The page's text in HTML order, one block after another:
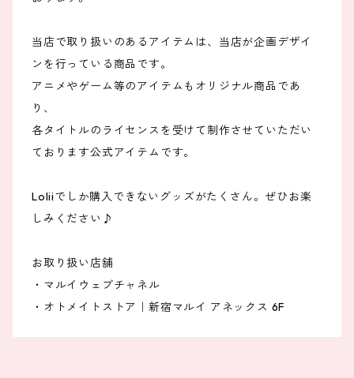
当店で取り扱いのあるアイテムは、当店が企画デザイ
ンを行っている商品です。
アニメやゲーム等のアイテムもオリジナル商品であ
り、
各タイトルのライセンスを受けて制作させていただい
ております公式アイテムです。
Loliiでしか購入できないグッズがたくさん。ぜひお楽
しみください♪
お取り扱い店舗
・マルイウェブチャネル
・オトメイトストア｜新宿マルイ アネックス 6F